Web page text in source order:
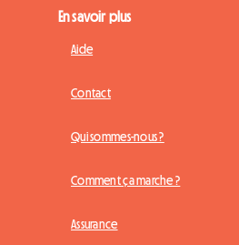
En savoir plus
Aide
Contact
Qui sommes-nous ?
Comment ça marche ?
Assurance